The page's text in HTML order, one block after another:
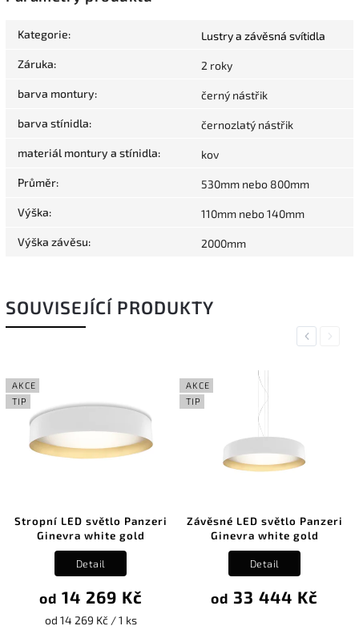
Kategorie: Lustry a závěsná svítidla
Záruka: 2 roky
barva montury: černý nástřik
barva stínidla: černozlatý nástřik
materiál montury a stínidla: kov
Průměr: 530mm nebo 800mm
Výška: 110mm nebo 140mm
Výška závěsu: 2000mm
SOUVISEJÍCÍ PRODUKTY
Previous
AKCE
TIP
Stropní LED světlo Panzeri
Ginevra white gold
od 14 269 Kč
od 14 269 Kč / 1 ks
Detail
AKCE
TIP
Závěsné LED světlo Panzeri
Ginevra white gold
od 33 444 Kč
Detail
Next